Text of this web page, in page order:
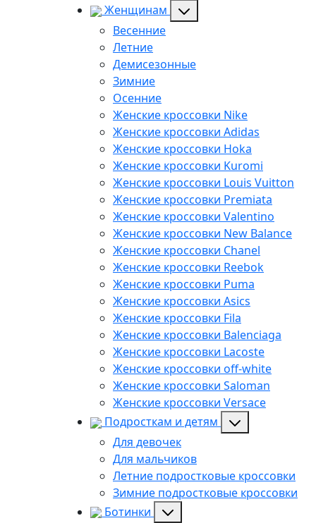
Женщинам
Весенние
Летние
Демисезонные
Зимние
Осенние
Женские кроссовки Nike
Женские кроссовки Adidas
Женские кроссовки Hoka
Женские кроссовки Kuromi
Женские кроссовки Louis Vuitton
Женские кроссовки Premiata
Женские кроссовки Valentino
Женские кроссовки New Balance
Женские кроссовки Chanel
Женские кроссовки Reebok
Женские кроссовки Puma
Женские кроссовки Asics
Женские кроссовки Fila
Женские кроссовки Balenciaga
Женские кроссовки Lacoste
Женские кроссовки off-white
Женские кроссовки Saloman
Женские кроссовки Versace
Подросткам и детям
Для девочек
Для мальчиков
Летние подростковые кроссовки
Зимние подростковые кроссовки
Ботинки